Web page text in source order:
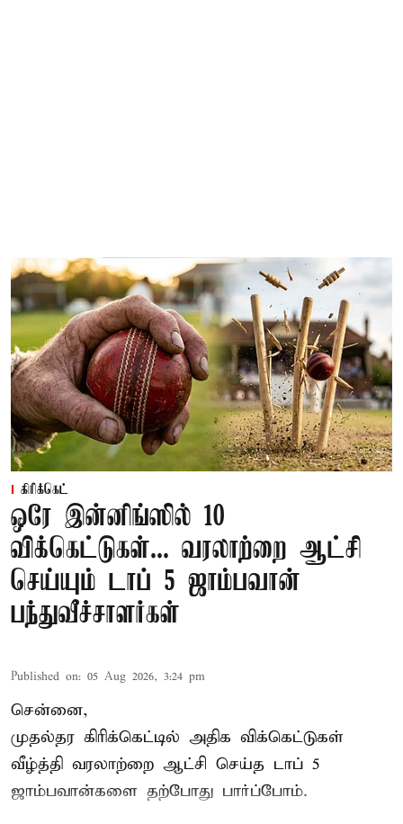
கிரிக்கெட்
ஒரே இன்னிங்ஸில் 10
விக்கெட்டுகள்... வரலாற்றை ஆட்சி
செய்யும் டாப் 5 ஜாம்பவான்
பந்துவீச்சாளர்கள்
Published on: 05 Aug 2026, 3:24 pm
சென்னை,
முதல்தர கிரிக்கெட்டில் அதிக விக்கெட்டுகள்
வீழ்த்தி வரலாற்றை ஆட்சி செய்த டாப் 5
ஜாம்பவான்களை தற்போது பார்ப்போம்.